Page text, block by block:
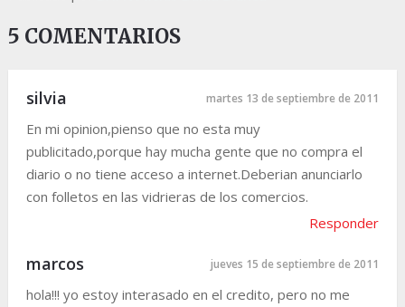
5 COMENTARIOS
silvia martes 13 de septiembre de 2011
En mi opinion,pienso que no esta muy
publicitado,porque hay mucha gente que no compra el
diario o no tiene acceso a internet.Deberian anunciarlo
con folletos en las vidrieras de los comercios.
Responder
marcos jueves 15 de septiembre de 2011
hola!!! yo estoy interasado en el credito, pero no me